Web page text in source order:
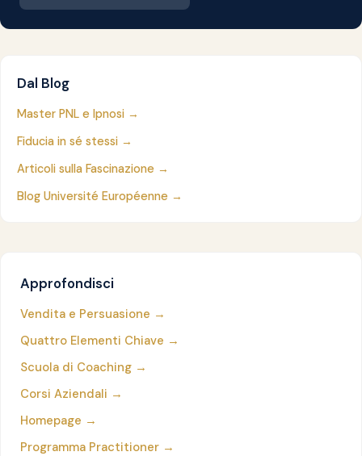
Dal Blog
Master PNL e Ipnosi →
Fiducia in sé stessi →
Articoli sulla Fascinazione →
Blog Université Européenne →
Approfondisci
Vendita e Persuasione →
Quattro Elementi Chiave →
Scuola di Coaching →
Corsi Aziendali →
Homepage →
Programma Practitioner →